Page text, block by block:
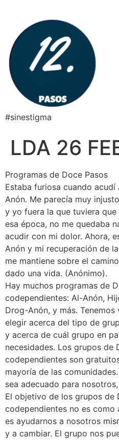
#sinestigma
LDA 26
Programas de Doce Pasos
Estaba furiosa cuando
Anón. Me parecía muy
y yo fuera la que tuviera que
esa época, no me quedaba
acudir con mi dolor. Ahora,
Anón y mi recuperación de
me mantiene sobre el
dado una vida. (Anónimo).
Hay muchos programas de
codependientes: Al-Anón,
Drog-Anón, y más.
elegir acerca del tipo de
y acerca de cuál grupo en
necesidades. Los grupos de
codependientes son
mayoría de las
sea adecuado para
El objetivo de los grupos de
codependientes no es como
es ayudarnos a nosotros
y a cambiar. El grupo nos